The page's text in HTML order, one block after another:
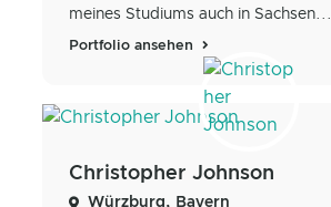
meines Studiums auch in Sachsen...
Portfolio ansehen
Christopher Johnson
Würzburg, Bayern